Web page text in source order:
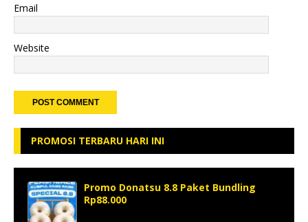
Email
Website
PROMOSI TERBARU HARI INI
Promo Donatsu 8.8 Paket Bundling
Rp88.000